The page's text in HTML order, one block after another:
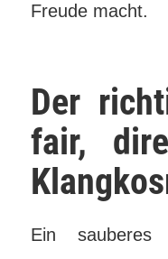
Freude macht.
Der
fair,
Ein sauberes